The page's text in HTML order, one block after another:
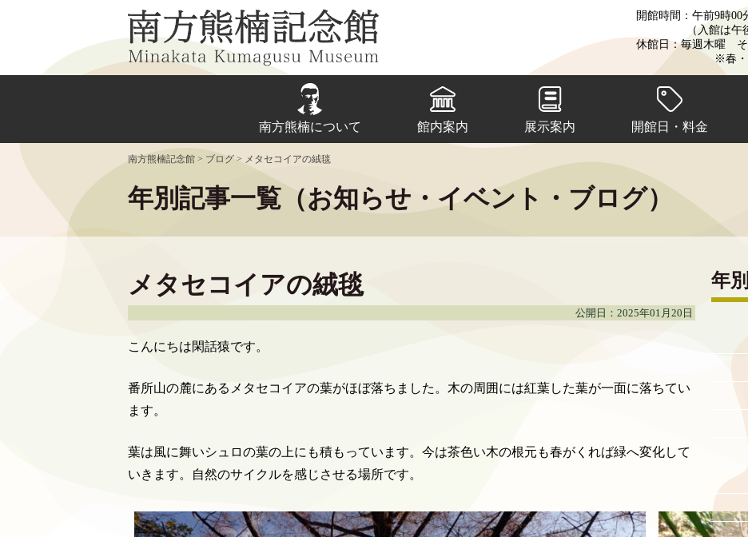
開館時間：午前9時00
（入館は午
休館日：毎週木曜 そ
※春・
南方熊楠について 館内案内 展示案内 開館日・料金
南方熊楠記念館 > ブログ > メタセコイアの絨毯
年別記事一覧（お知らせ・イベント・ブログ）
メタセコイアの絨毯
公開日：2025年01月20日
こんにちは閑話猿です。
番所山の麓にあるメタセコイアの葉がほぼ落ちました。木の周囲には紅葉した葉が一面に落ちてい
ます。
葉は風に舞いシュロの葉の上にも積もっています。今は茶色い木の根元も春がくれば緑へ変化して
いきます。自然のサイクルを感じさせる場所です。
年